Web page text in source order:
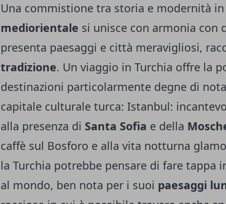
Una commistione tra storia e modernità
mediorientale si unisce con armonia con
presenta paesaggi e città meravigliosi,
tradizione. Un viaggio in Turchia offre la
destinazioni particolarmente degne di
capitale culturale turca: Istanbul:
alla presenza di Santa Sofia e della
caffè sul Bosforo e alla vita notturna
la Turchia potrebbe pensare di fare tappa
al mondo, ben nota per i suoi paesaggi